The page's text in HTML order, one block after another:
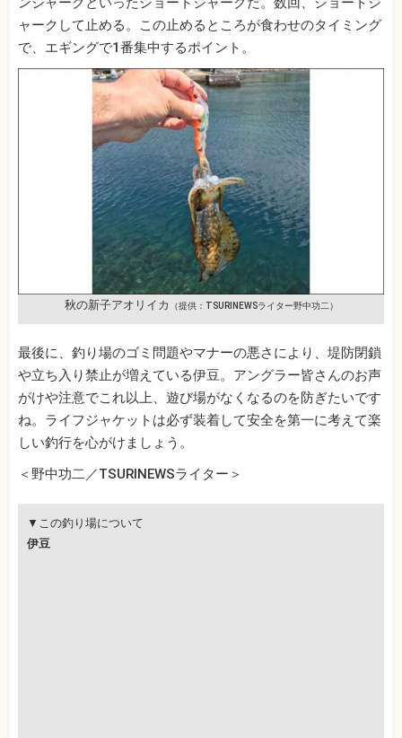
ャークして止める。この止めるところが食わせのタイミング
で、エギングで1番集中するポイント。
秋の新子アオリイカ （提供：TSURINEWSライター野中功二）
最後に、釣り場のゴミ問題やマナーの悪さにより、堤防閉鎖
や立ち入り禁止が増えている伊豆。アングラー皆さんのお声
がけや注意でこれ以上、遊び場がなくなるのを防ぎたいです
ね。ライフジャケットは必ず装着して安全を第一に考えて楽
しい釣行を心がけましょう。
＜野中功二／TSURINEWSライター＞
▼この釣り場について
伊豆